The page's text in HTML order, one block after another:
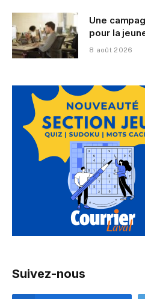
Une
pour la
8 août 2026
Suivez-nous